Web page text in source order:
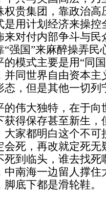
权贵集团，靠政治
是用计划经济来操
来对付内部争斗与
“强国”来麻醉操弄民
的模式主要是用“同
并同世界自由资本
态，但是其他一切列
的伟大独特，在于
获得保存甚至新生
大家都明白这个不
会死，再改就定死
死到临头，谁去找死
中南海一边留人撑
脚底下都是滑轮鞋。